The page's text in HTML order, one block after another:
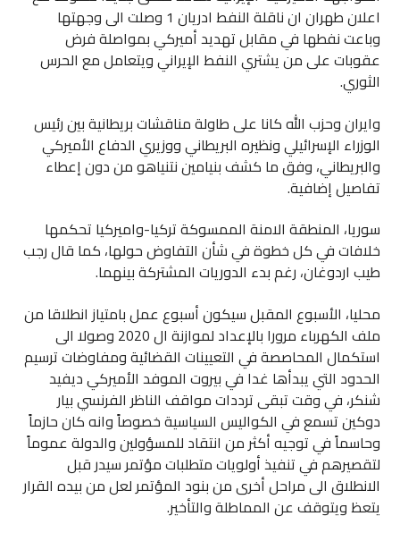
RSS FEED
LINK
EMBED
اعلان طهران ان ناقلة النفط ادريان 1 وصلت الى وجهتها
وباعت نفطها في مقابل تهديد أميركي بمواصلة فرض
عقوبات على من يشتري النفط الإيراني ويتعامل مع الحرس
الثوري.
وايران وحزب الله كانا على طاولة مناقشات بريطانية بين رئيس
الوزراء الإسرائيلي ونظيره البريطاني ووزيري الدفاع الأميركي
والبريطاني، وفق ما كشف بنيامين نتنياهو من دون إعطاء
تفاصيل إضافية.
سوريا، المنطقة الامنة الممسوكة تركيا-واميركيا تحكمها
خلافات في كل خطوة في شأن التفاوض حولها، كما قال رجب
طيب اردوغان، رغم بدء الدوريات المشتركة بينهما.
محليا، الأسبوع المقبل سيكون أسبوع عمل بامتياز انطلاقا من
ملف الكهرباء مرورا بالإعداد لموازنة ال 2020 وصولا الى
استكمال المحاصصة في التعيينات القضائية ومفاوضات ترسيم
الحدود التي يبدأها غدا في بيروت الموفد الأميركي ديفيد
شنكر، في وقت تبقى ترددات مواقف الناظر الفرنسي بيار
دوكين تسمع في الكواليس السياسية خصوصاً وانه كان حازماً
وحاسماً في توجيه أكثر من انتقاد للمسؤولين والدولة عموماً
لتقصيرهم في تنفيذ أولويات متطلبات مؤتمر سيدر قبل
الانطلاق الى مراحل أخرى من بنود المؤتمر لعل من بيده القرار
يتعظ ويتوقف عن المماطلة والتأخير.